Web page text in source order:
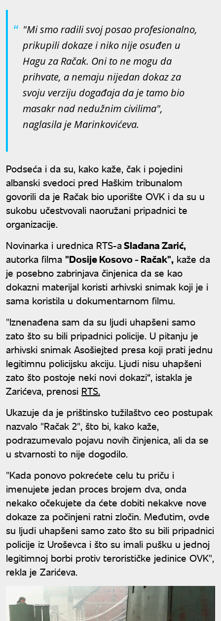
"Mi smo radili svoj posao profesionalno,
prikupili dokaze i niko nije osuđen u
Hagu za Račak. Oni to ne mogu da
prihvate, a nemaju nijedan dokaz za
svoju verziju događaja da je tamo bio
masakr nad nedužnim civilima",
naglasila je Marinkovićeva.
Podseća i da su, kako kaže, čak i pojedini
albanski svedoci pred Haškim tribunalom
govorili da je Račak bio uporište OVK i da su u
sukobu učestvovali naoružani pripadnici te
organizacije.
Novinarka i urednica RTS-aSlađana Zarić,
autorka filma "Dosije Kosovo - Račak", kaže da
je posebno zabrinjava činjenica da se kao
dokazni materijal koristi arhivski snimak koji je i
sama koristila u dokumentarnom filmu.
"Iznenađena sam da su ljudi uhapšeni samo
zato što su bili pripadnici policije. U pitanju je
arhivski snimak Asošiejted presa koji prati jednu
legitimnu policijsku akciju. Ljudi nisu uhapšeni
zato što postoje neki novi dokazi“, istakla je
Zarićeva, prenosi RTS.
Ukazuje da je prištinsko tužilaštvo ceo postupak
nazvalo "Račak 2", što bi, kako kaže,
podrazumevalo pojavu novih činjenica, ali da se
u stvarnosti to nije dogodilo.
"Kada ponovo pokrećete celu tu priču i
imenujete jedan proces brojem dva, onda
nekako očekujete da ćete dobiti nekakve nove
dokaze za počinjeni ratni zločin. Međutim, ovde
su ljudi uhapšeni samo zato što su bili pripadnici
policije iz Uroševca i što su imali pušku u jednoj
legitimnoj borbi protiv terorističke jedinice OVK",
rekla je Zarićeva.